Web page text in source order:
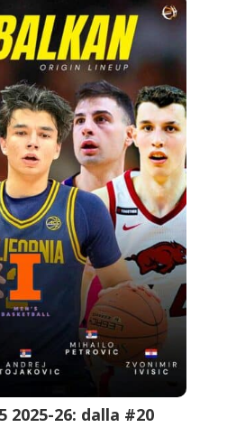
2025-26: dalla #20